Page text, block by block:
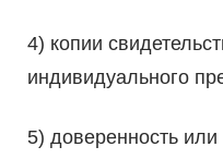
4) копии
индивидуального
5) доверенность